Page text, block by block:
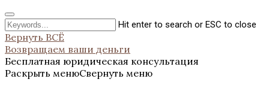
Hit enter to search or ESC to close
Вернуть ВСЁ
Возвращаем ваши деньги
Бесплатная юридическая консультация
Раскрыть менюСвернуть меню